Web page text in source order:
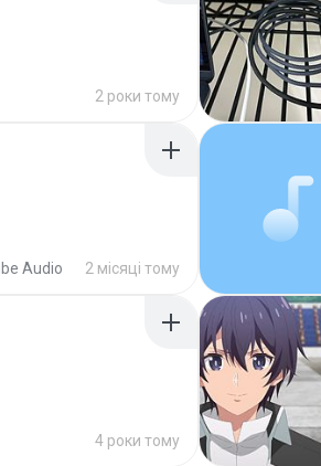
2 роки тому
Audio 2 місяці тому
4 роки тому